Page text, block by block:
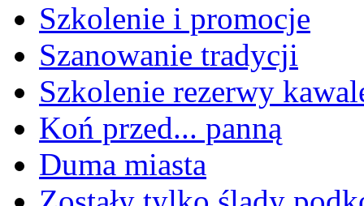
Szkolenie i promocje
Szanowanie tradycji
Szkolenie rezerwy
Koń przed... panną
Duma miasta